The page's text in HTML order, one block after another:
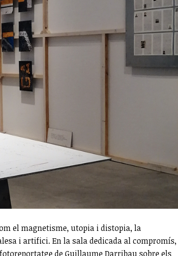
el magnetisme, utopia i distopia, la
i artifici. En la sala dedicada al
de Guillaume Darribau sobre els